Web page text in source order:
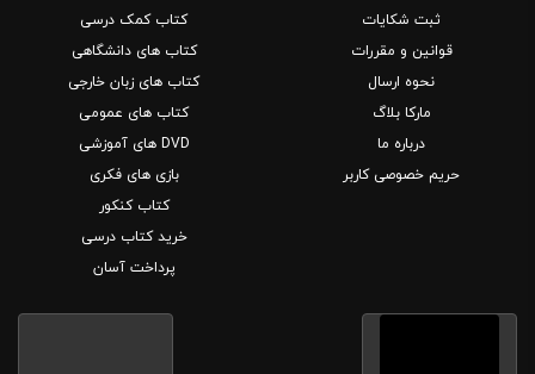
ثبت شکایات
قوانین و مقررات
نحوه ارسال
مارکا بلاگ
درباره ما
حریم خصوصی کاربر
کتاب کمک درسی
کتاب های دانشگاهی
کتاب های زبان خارجی
کتاب های عمومی
DVD های آموزشی
بازی های فکری
کتاب کنکور
خرید کتاب درسی
پرداخت آسان